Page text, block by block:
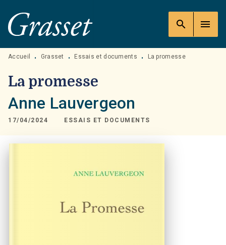
MENU RECHERCHE
PIED DE PAGE
search menu
Accueil • Grasset • Essais et documents • La promesse
La promesse
Anne Lauvergeon
17/04/2024 ESSAIS ET DOCUMENTS